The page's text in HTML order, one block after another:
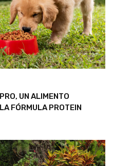
UN ALIMENTO
FÓRMULA PROTEIN